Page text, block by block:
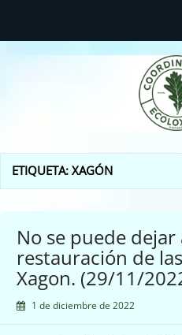
ETIQUETA:XAGÓN
No se puede dejar
restauración de
Xagon. (29/11/
1 de diciembre de 2022